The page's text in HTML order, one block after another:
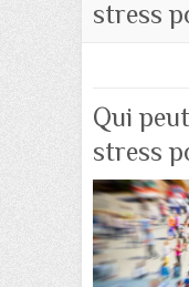
stress
Qui
stress